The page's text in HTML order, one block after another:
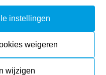
instellingen
weigeren
wijzigen